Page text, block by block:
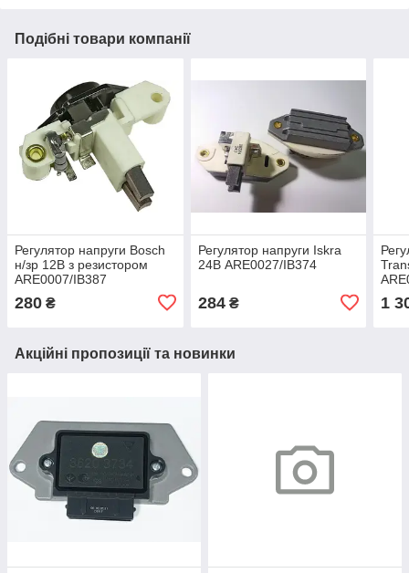
Подібні товари компанії
Регулятор напруги Bosсh
н/зр 12В з резистором
ARE0007/IB387
280 ₴
Регулятор напруги Iskra
24В ARE0027/IB374
284₴ 1
Акційні пропозиції та новинки